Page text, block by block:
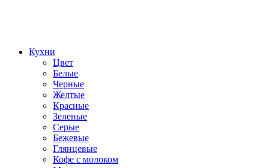
Кухни
Цвет
Белые
Черные
Желтые
Красные
Зеленые
Серые
Бежевые
Глянцевые
Кофе с молоком